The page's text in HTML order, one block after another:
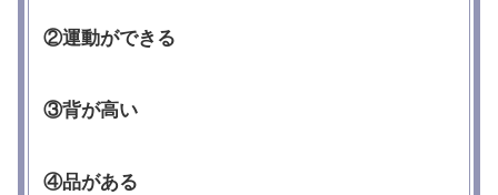
②運動ができる
③背が高い
④品がある